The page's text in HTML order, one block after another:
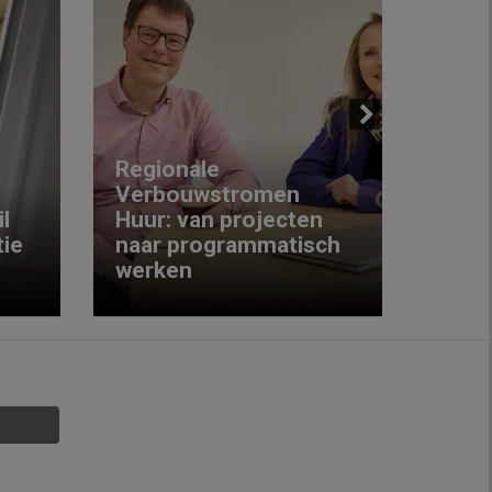
Regionale
Verbouwstromen
Huur: van projecten
naar programmatisch
werken
Next